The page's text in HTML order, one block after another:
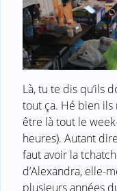
Là, tu te dis qu’ils
tout ça. Hé bien ils
être là tout le
heures). Autant
faut avoir la
d’Alexandra, elle-
plusieurs années